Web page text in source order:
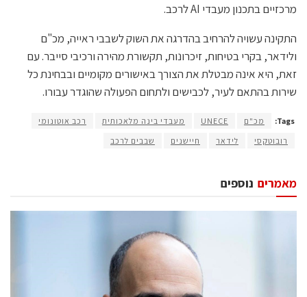
מרכזיים בתכנון מעבדי AI לרכב.
התקינה עשויה להרחיב בהדרגה את השוק לשבבי ראייה, מכ"ם
ולידאר, בקרי בטיחות, זיכרונות, תקשורת מהירה ורכיבי סייבר. עם
זאת, היא אינה מבטלת את הצורך באישורים מקומיים ובבחינת כל
שירות בהתאם לעיר, לכבישים ולתחום הפעולה שהוגדר עבורו.
Tags: מכ"ם UNECE מעבדי בינה מלאכותית
רכב אוטונומי
רובוטקסי
לידאר חיישנים שבבים לרכב
נוספים מאמרים